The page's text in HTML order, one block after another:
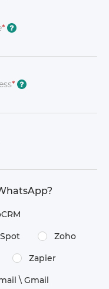
* ?
* ?
Zoho
Zapier
\​ Gmail